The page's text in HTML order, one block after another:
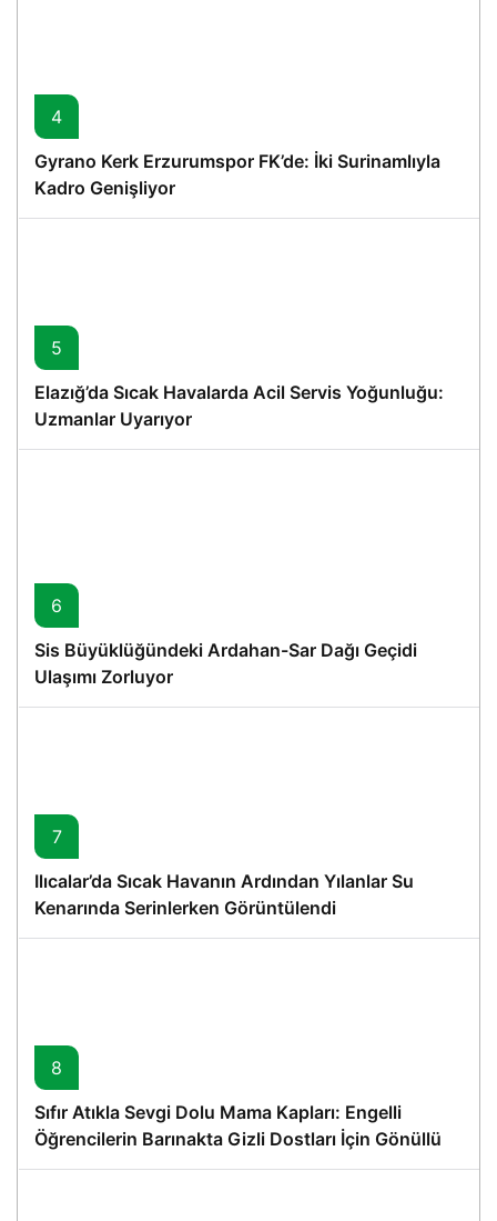
4
Gyrano Kerk Erzurumspor FK’de: İki Surinamlıyla
Kadro Genişliyor
5
Elazığ’da Sıcak Havalarda Acil Servis Yoğunluğu:
Uzmanlar Uyarıyor
6
Sis Büyüklüğündeki Ardahan-Sar Dağı Geçidi
Ulaşımı Zorluyor
7
Ilıcalar’da Sıcak Havanın Ardından Yılanlar Su
Kenarında Serinlerken Görüntülendi
8
Sıfır Atıkla Sevgi Dolu Mama Kapları: Engelli
Öğrencilerin Barınakta Gizli Dostları İçin Gönüllü
Proje